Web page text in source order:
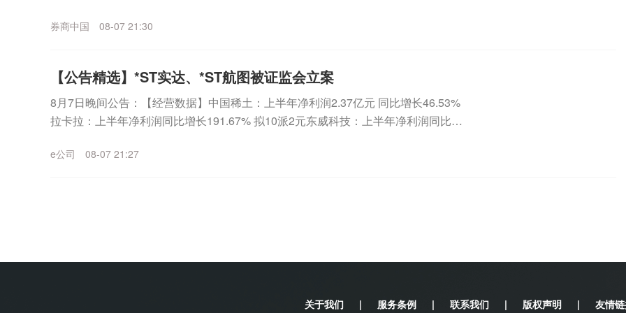
券商中国 08-07 21:30
【公告精选】*ST实达、*ST航图被证监会立案
8月7日晚间公告：【经营数据】中国稀土：上半年净利润2.37亿元 同比增长46.53%
拉卡拉：上半年净利润同比增长191.67% 拟10派2元东威科技：上半年净利润同比增
e公司 08-07 21:27
关于我们 | 服务条例 | 联系我们 | 版权声明 | 友情